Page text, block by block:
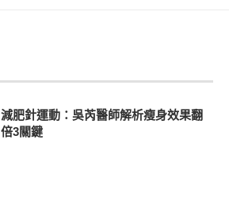
減肥針運動：吳芮醫師解析瘦身效果翻
倍3關鍵